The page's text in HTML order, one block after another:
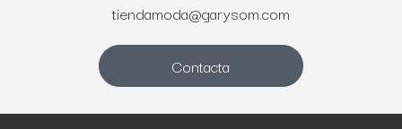
tiendamoda@garysom.com
Contacta